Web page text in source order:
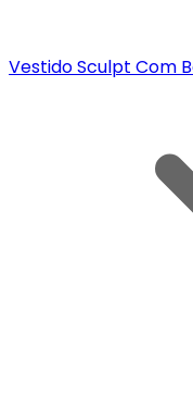
Vestido Sculpt Com